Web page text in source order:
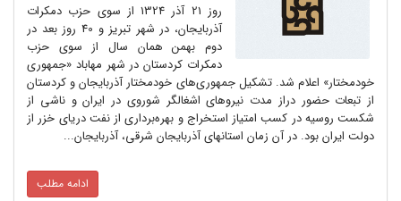
روز 21 آذر 1324 از سوی حزب دمکرات
آذربایجان، در شهر تبریز و 40 روز بعد در
دوم بهمن همان سال از سوی حزب
دمکرات کردستان در شهر مهاباد «جمهوری
خودمختار» اعلام شد. تشکیل جمهوری‌های خودمختار آذربایجان و کردستان
از تبعات حضور دراز مدت نیروهای اشغالگر شوروی در ایران و ناشی از
شکست روسیه در کسب امتیاز استخراج و بهره‌برداری از نفت دریای خزر از
دولت ایران بود. در آن زمان استانهای آذربایجان شرقی، آذربایجان...
ادامه مطلب